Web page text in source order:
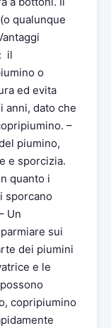
qualunque
il
o
ed evita
anni, dato che
–
piumino,
e sporcizia.
quanto i
sporcano
Un
sui
dei piumini
e le
copripiumino